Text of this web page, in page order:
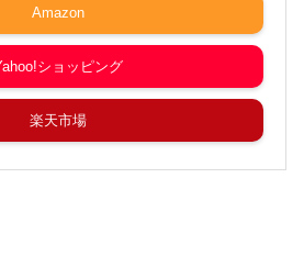
Amazon
ショッピング
楽天市場